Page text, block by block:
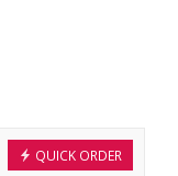
QUICK ORDER